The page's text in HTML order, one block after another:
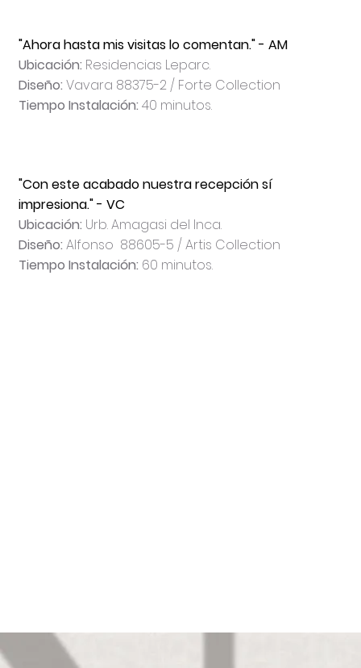
"Ahora hasta mis visitas lo comentan." - AM
Ubicación: Residencias Leparc.
Diseño:Vavara 88375-2 / Forte Collection
Tiempo Instalación: 40 minutos.
"Con este acabado nuestra recepción sí
impresiona." - VC
Ubicación: Urb. Amagasi del Inca.
Diseño:Alfonso 88605-5 / Artis Collection
Tiempo Instalación: 60 minutos.